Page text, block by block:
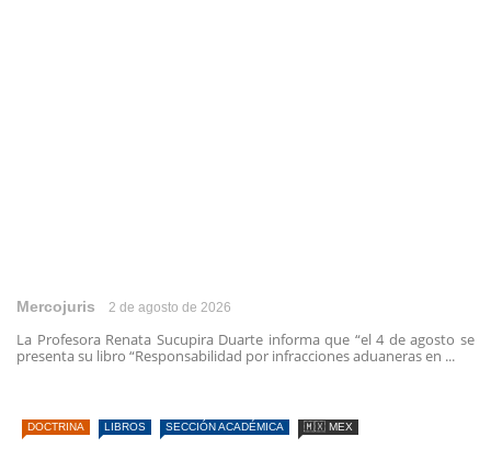
Mercojuris 2 de agosto de 2026
La Profesora Renata Sucupira Duarte informa que “el 4 de agosto se
presenta su libro “Responsabilidad por infracciones aduaneras en ...
DOCTRINA LIBROS SECCIÓN ACADÉMICA 🇲🇽 MEX